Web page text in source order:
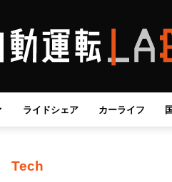
ライドシェア カーライフ
Tech